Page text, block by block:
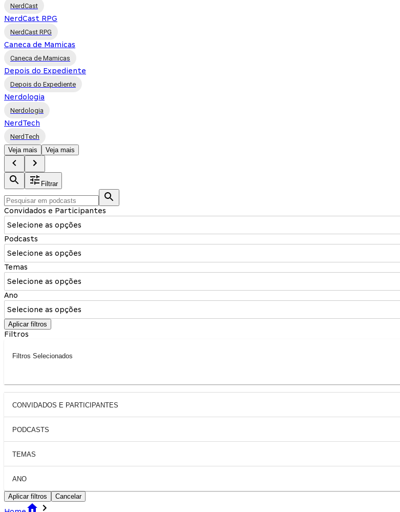
NerdCast
NerdCast RPG
NerdCast RPG
Caneca de Mamicas
Caneca de Mamicas
Depois do Expediente
Depois do Expediente
Nerdologia
Nerdologia
NerdTech
NerdTech
Veja mais
Veja mais
Filtrar
Convidados e Participantes
Selecione as opções
Podcasts
Selecione as opções
Temas
Selecione as opções
Ano
Selecione as opções
Aplicar filtros
Filtros
Filtros Selecionados
CONVIDADOS E PARTICIPANTES
PODCASTS
TEMAS
ANO
Aplicar filtros Cancelar